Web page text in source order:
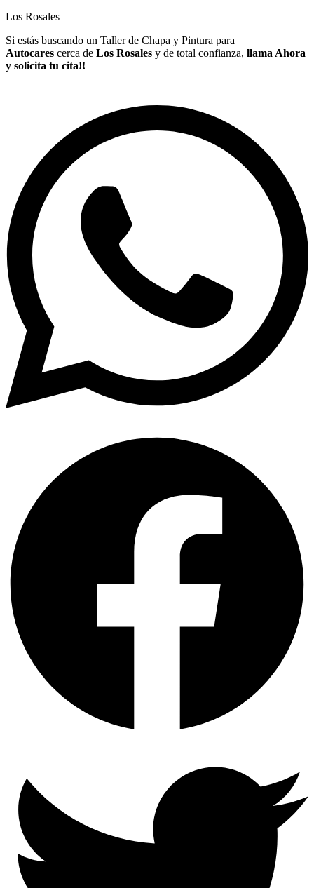
Los Rosales
Si estás buscando un Taller de Chapa y Pintura para
Autocares cerca de Los Rosales y de total confianza, llama Ahora
y solicita tu cita!!